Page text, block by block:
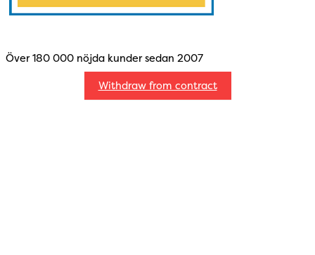
Över 180 000 nöjda kunder sedan 2007
Withdraw from contract